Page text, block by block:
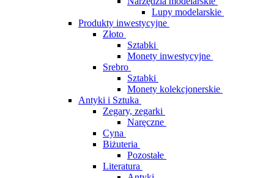
Lupy modelarskie
Produkty inwestycyjne
Złoto
Sztabki
Monety inwestycyjne
Srebro
Sztabki
Monety kolekcjonerskie
Antyki i Sztuka
Zegary, zegarki
Naręczne
Cyna
Biżuteria
Pozostałe
Literatura